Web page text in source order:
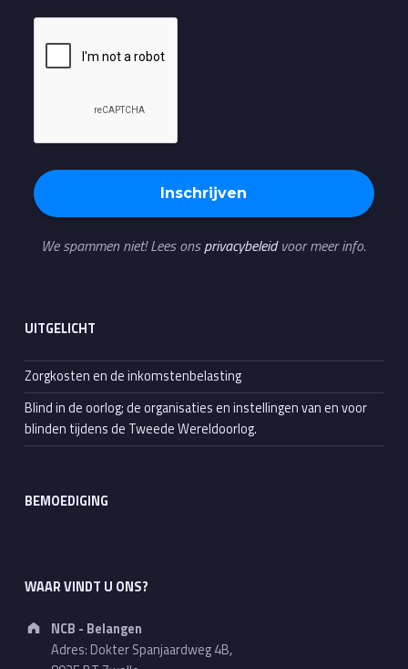
We spammen niet! Lees onsprivacybeleidvoor meer info.
UITGELICHT
Zorgkosten en de inkomstenbelasting
Blind in de oorlog; de organisaties en instellingen van en voor
blinden tijdens de Tweede Wereldoorlog.
BEMOEDIGING
WAAR VINDT U ONS?
Address:
NCB - Belangen
Adres: Dokter Spanjaardweg 4B,